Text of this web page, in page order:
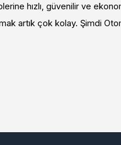
hızlı, güvenilir ve
artık çok kolay. Şimdi